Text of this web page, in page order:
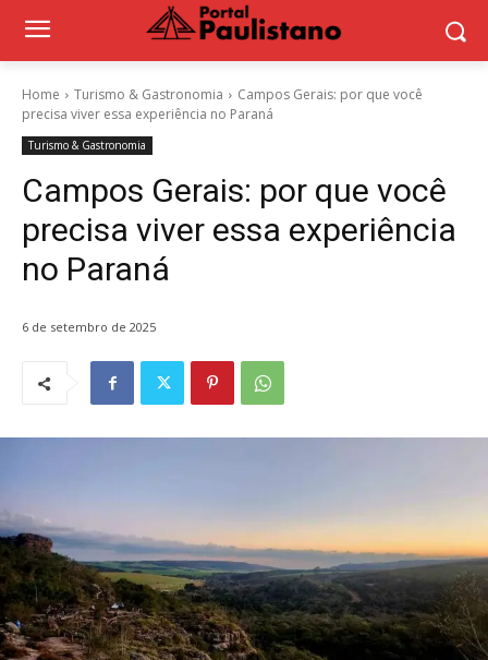
Home Turismo & Gastronomia
Campos Gerais: por que você
precisa viver essa experiência no Paraná
Turismo & Gastronomia
Campos Gerais: por que você
precisa viver essa experiência
no Paraná
6 de setembro de 2025